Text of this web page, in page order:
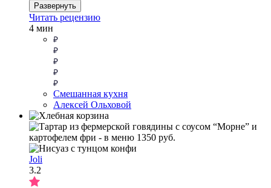
Развернуть
Читать рецензию
4 мин
Смешанная кухня
Алексей Ольховой
Joli
3.2